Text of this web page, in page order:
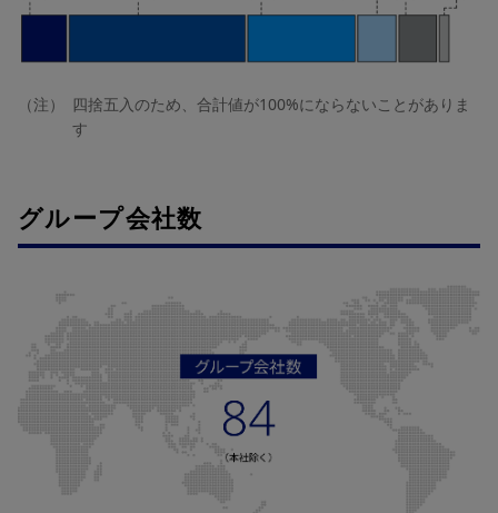
（注）
四捨五入のため、合計値が100%にならないことがありま
す
グループ会社数